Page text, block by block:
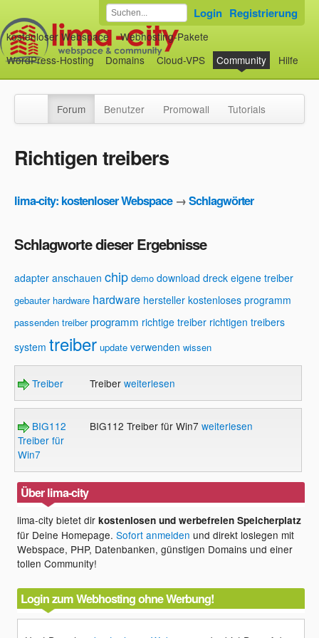
kostenloser Webspace
Webhosting-Pakete
WordPress-Hosting
Domains Cloud-VPS Community Hilfe
Login Registrierung
Forum Benutzer Promowall Tutorials
Richtigen treibers
lima-city: kostenloser Webspace→Schlagwörter
Schlagworte dieser Ergebnisse
adapter anschauen chip demo download dreck eigene treiber
gebauter hardware hardware hersteller kostenloses programm
passenden treiber programm richtige treiber richtigen treibers
system treiber update verwenden wissen
Treiber Treiber weiterlesen
BIG112
Treiber für
Win7
BIG112 Treiber für Win7 weiterlesen
Über lima-city
lima-city bietet dirkostenlosen und werbefreien Speicherplatz
für Deine Homepage.Sofort anmelden und direkt loslegen mit
Webspace, PHP, Datenbanken, günstigen Domains und einer
tollen Community!
Login zum Webhosting ohne Werbung!